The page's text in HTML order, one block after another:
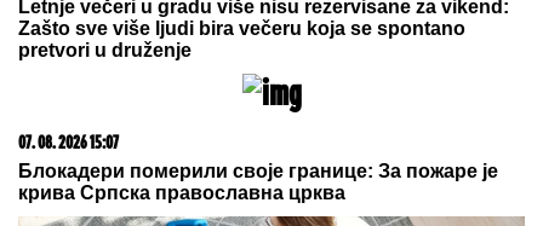
Koliko visoku temperaturu ljudsko telo može da izdrži?